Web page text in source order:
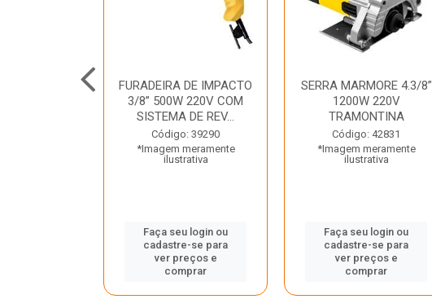
FURADEIRA DE IMPACTO
3/8” 500W 220V COM
SISTEMA DE REV...
Código: 39290
*Imagem meramente
ilustrativa
Faça seu login ou
cadastre-se para
ver preços e
comprar
SERRA MARMORE 4.3/8”
1200W 220V
TRAMONTINA
Código: 42831
*Imagem meramente
ilustrativa
Faça seu login ou
cadastre-se para
ver preços e
comprar